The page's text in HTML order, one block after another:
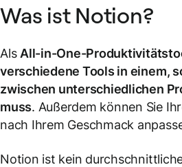
Was ist Notion?
Als All-in-One-
verschiedene Tools in einem,
zwischen unterschiedlichen
muss. Außerdem können Sie
nach Ihrem Geschmack
Notion ist kein